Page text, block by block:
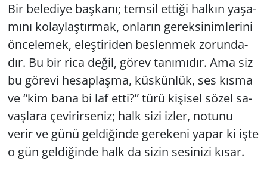
Bir be­le­di­ye baş­ka­nı; tem­sil et­ti­ği hal­kın ya­şa­
mı­nı ko­lay­laş­tır­mak, on­la­rın ge­rek­si­nim­le­ri­ni
ön­ce­le­mek, eleş­ti­ri­den bes­len­mek zo­run­da­
dır. Bu bir rica değil, görev ta­nı­mı­dır. Ama siz
bu gö­re­vi he­sap­laş­ma, küs­kün­lük, ses kısma
ve “kim bana bi laf etti?” türü ki­şi­sel sözel sa­
vaş­la­ra çe­vi­rir­se­niz; halk sizi izler, no­tu­nu
verir ve günü gel­di­ğin­de ge­re­ke­ni yapar ki işte
o gün gel­di­ğin­de halk da sizin se­si­ni­zi kısar.